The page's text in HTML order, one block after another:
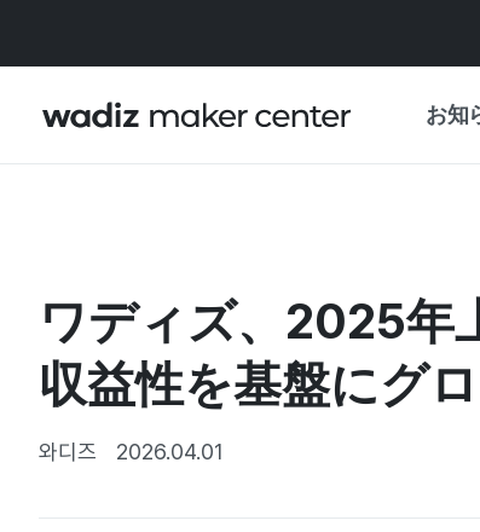
お知
マイワディズ
重要なお知らせ
プレス
企画展
セキュ
ワディズ、2025年
収益性を基盤にグ
와디즈 2026.04.01